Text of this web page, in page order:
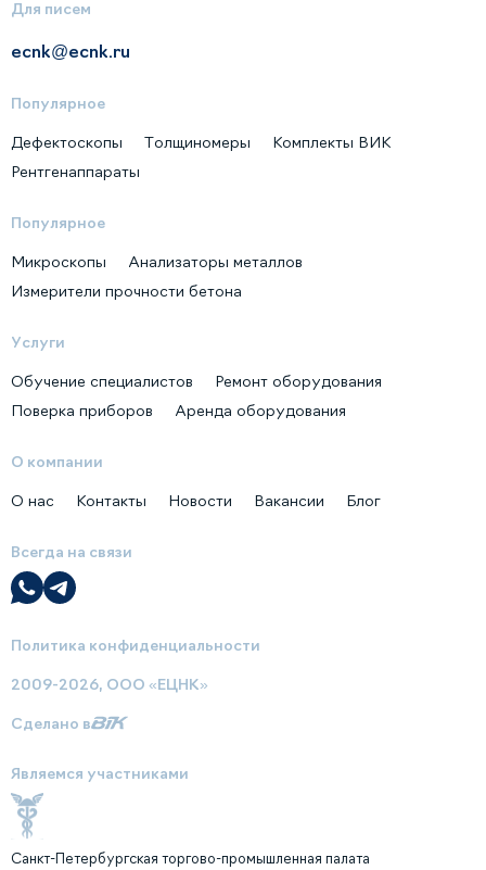
Для писем
ecnk@ecnk.ru
Популярное
Дефектоскопы Толщиномеры
Комплекты ВИК
Рентгенаппараты
Популярное
Микроскопы
Анализаторы металлов
Измерители прочности бетона
Услуги
Обучение специалистов
Ремонт оборудования
Поверка приборов
Аренда оборудования
О компании
О нас Контакты Новости Вакансии Блог
Всегда на связи
Политика конфиденциальности
2009-2026, ООО «ЕЦНК»
Сделано в
Являемся участниками
Санкт-Петербургская торгово-промышленная палата